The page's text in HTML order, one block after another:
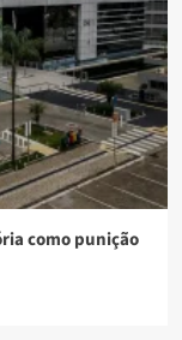
como punição